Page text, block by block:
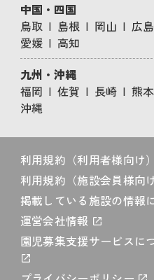
中国・四国
鳥取
島根 岡山 広島
愛媛
高知
九州・沖縄
福岡
佐賀 長崎 熊本
沖縄
利用規約（利用者様向け）
利用規約（施設会員様向け
掲載している施設の情報
運営会社情報
園児募集支援サービスに